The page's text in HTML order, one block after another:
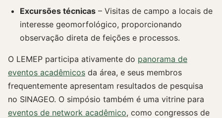
Excursões técnicas – Visitas de campo a locais de
interesse geomorfológico, proporcionando
observação direta de feições e processos.
O LEMEP participa ativamente do panorama de
eventos acadêmicos da área, e seus membros
frequentemente apresentam resultados de pesquisa
no SINAGEO. O simpósio também é uma vitrine para
eventos de network acadêmico, como congressos de